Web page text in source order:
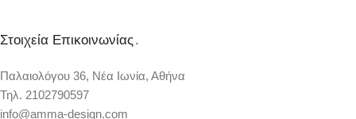
Στοιχεία Επικοινωνίας.
Παλαιολόγου 36, Νέα Ιωνία, Αθήνα
Τηλ. 2102790597
info@amma-design.com